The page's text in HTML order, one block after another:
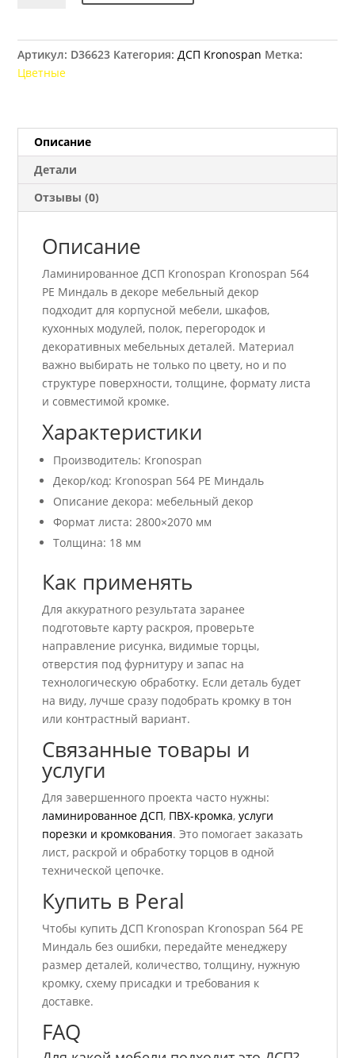
РЕ
Миндаль
Артикул: D36623 Категория: ДСП Kronospan Метка:
Цветные
Описание
Детали
Отзывы (0)
Описание
Ламинированное ДСП Kronospan Kronospan 564
РЕ Миндаль в декоре мебельный декор
подходит для корпусной мебели, шкафов,
кухонных модулей, полок, перегородок и
декоративных мебельных деталей. Материал
важно выбирать не только по цвету, но и по
структуре поверхности, толщине, формату листа
и совместимой кромке.
Характеристики
Производитель: Kronospan
Декор/код: Kronospan 564 РЕ Миндаль
Описание декора: мебельный декор
Формат листа: 2800×2070 мм
Толщина: 18 мм
Как применять
Для аккуратного результата заранее
подготовьте карту раскроя, проверьте
направление рисунка, видимые торцы,
отверстия под фурнитуру и запас на
технологическую обработку. Если деталь будет
на виду, лучше сразу подобрать кромку в тон
или контрастный вариант.
Связанные товары и
услуги
Для завершенного проекта часто нужны:
ламинированное ДСП, ПВХ-кромка,услуги
порезки и кромкования. Это помогает заказать
лист, раскрой и обработку торцов в одной
технической цепочке.
Купить в Peral
Чтобы купить ДСП Kronospan Kronospan 564 РЕ
Миндаль без ошибки, передайте менеджеру
размер деталей, количество, толщину, нужную
кромку, схему присадки и требования к
доставке.
FAQ